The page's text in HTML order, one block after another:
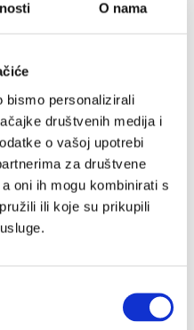
O nama
bismo personalizirali
društvenih medija i
o vašoj upotrebi
za društvene
oni ih mogu kombinirati s
ili koje su prikupili
newsletter i
(:
novosti, zanimljive
stiže u Vaš